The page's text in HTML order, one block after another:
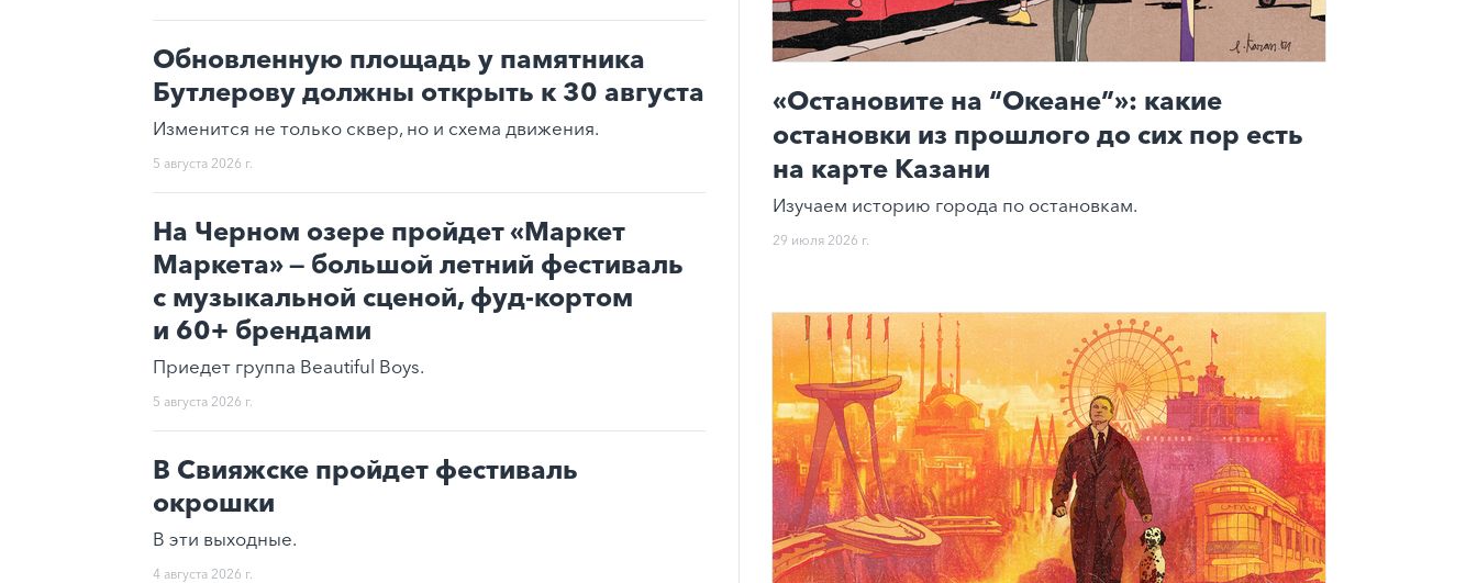
Обновленную площадь у памятника
Бутлерову должны открыть к 30 августа
Изменится не только сквер, но и схема движения.
5 августа 2026 г.
На Черном озере пройдет «Маркет
Маркета» — большой летний фестиваль
с музыкальной сценой, фуд-кортом
и 60+ брендами
Приедет группа Beautiful Boys.
5 августа 2026 г.
В Свияжске пройдет фестиваль
окрошки
В эти выходные.
4 августа 2026 г.
«Остановите на “Океане”»: какие
остановки из прошлого до сих пор есть
на карте Казани
Изучаем историю города по остановкам.
29 июля 2026 г.